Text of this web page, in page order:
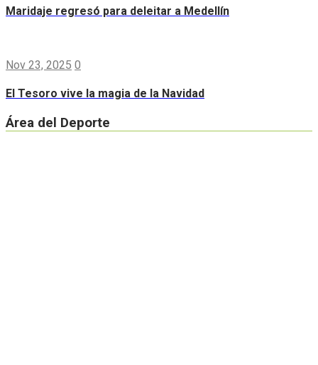
Maridaje regresó para deleitar a Medellín
Nov 23, 2025 0
El Tesoro vive la magia de la Navidad
Área del Deporte